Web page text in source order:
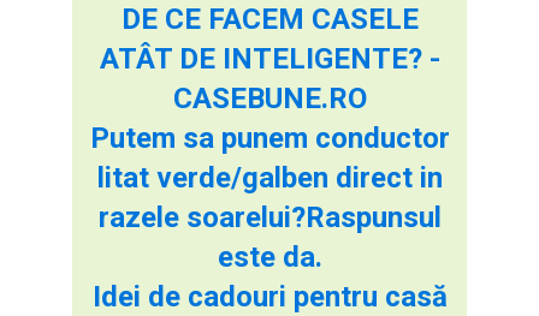
DE CE FACEM CASELE
ATÂT DE INTELIGENTE? -
CASEBUNE.RO
Putem sa punem conductor
litat verde/galben direct in
razele soarelui?Raspunsul
este da.
Idei de cadouri pentru casă